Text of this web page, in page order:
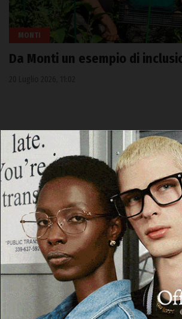
MONTI
Da Monti un esempio di
Cerca
Cerca
Facebook
Threads
Instagram
X